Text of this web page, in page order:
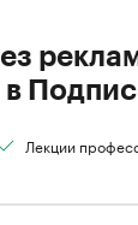
Лекции